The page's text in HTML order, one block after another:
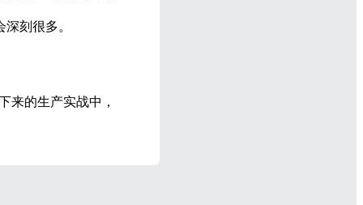
刻很多。
来的生产实战中，